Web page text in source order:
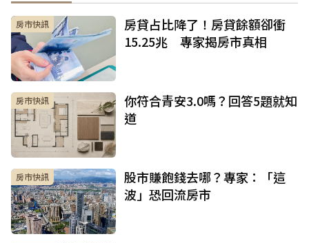
房市快訊
房貸占比降了！房貸餘額卻衝
15.25兆 專家揭房市真相
房市快訊
你符合青安3.0嗎？回答5題就知
道
房市快訊
股市賺飽錢去哪？專家：「這
波」恐回流房市